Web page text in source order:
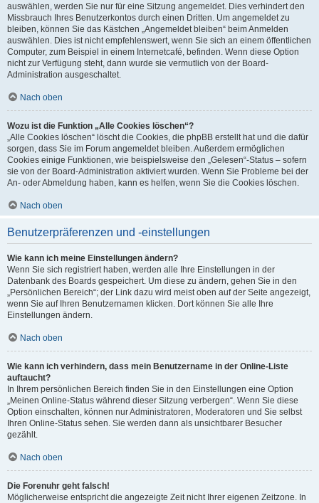
auswählen, werden Sie nur für eine Sitzung angemeldet. Dies verhindert den
Missbrauch Ihres Benutzerkontos durch einen Dritten. Um angemeldet zu
bleiben, können Sie das Kästchen „Angemeldet bleiben“ beim Anmelden
auswählen. Dies ist nicht empfehlenswert, wenn Sie sich an einem öffentlichen
Computer, zum Beispiel in einem Internetcafé, befinden. Wenn diese Option
nicht zur Verfügung steht, dann wurde sie vermutlich von der Board-
Administration ausgeschaltet.
Nach oben
Wozu ist die Funktion „Alle Cookies löschen“?
„Alle Cookies löschen“ löscht die Cookies, die phpBB erstellt hat und die dafür
sorgen, dass Sie im Forum angemeldet bleiben. Außerdem ermöglichen
Cookies einige Funktionen, wie beispielsweise den „Gelesen“-Status – sofern
sie von der Board-Administration aktiviert wurden. Wenn Sie Probleme bei der
An- oder Abmeldung haben, kann es helfen, wenn Sie die Cookies löschen.
Nach oben
Benutzerpräferenzen und -einstellungen
Wie kann ich meine Einstellungen ändern?
Wenn Sie sich registriert haben, werden alle Ihre Einstellungen in der
Datenbank des Boards gespeichert. Um diese zu ändern, gehen Sie in den
„Persönlichen Bereich“; der Link dazu wird meist oben auf der Seite angezeigt,
wenn Sie auf Ihren Benutzernamen klicken. Dort können Sie alle Ihre
Einstellungen ändern.
Nach oben
Wie kann ich verhindern, dass mein Benutzername in der Online-Liste
auftaucht?
In Ihrem persönlichen Bereich finden Sie in den Einstellungen eine Option
„Meinen Online-Status während dieser Sitzung verbergen“. Wenn Sie diese
Option einschalten, können nur Administratoren, Moderatoren und Sie selbst
Ihren Online-Status sehen. Sie werden dann als unsichtbarer Besucher
gezählt.
Nach oben
Die Forenuhr geht falsch!
Möglicherweise entspricht die angezeigte Zeit nicht Ihrer eigenen Zeitzone. In